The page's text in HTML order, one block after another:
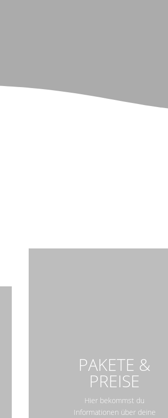
PAKETE &
PREISE
Hier bekommst du
Informationen über deine